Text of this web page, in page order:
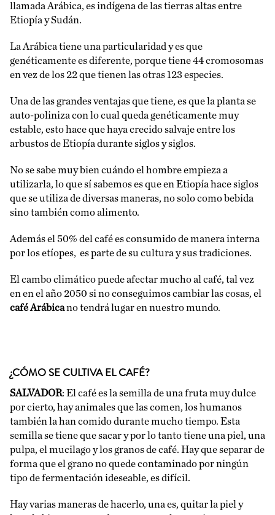
llamada Arábica, es indígena de las tierras altas entre
Etiopía y Sudán.
La Arábica tiene una particularidad y es que
genéticamente es diferente, porque tiene 44 cromosomas
en vez de los 22 que tienen las otras 123 especies.
Una de las grandes ventajas que tiene, es que la planta se
auto-poliniza con lo cual queda genéticamente muy
estable, esto hace que haya crecido salvaje entre los
arbustos de Etiopía durante siglos y siglos.
No se sabe muy bien cuándo el hombre empieza a
utilizarla, lo que sí sabemos es que en Etiopía hace siglos
que se utiliza de diversas maneras, no solo como bebida
sino también como alimento.
Además el 50% del café es consumido de manera interna
por los etíopes, es parte de su cultura y sus tradiciones.
El cambo climático puede afectar mucho al café, tal vez
en en el año 2050 si no conseguimos cambiar las cosas, el
café Arábicano tendrá lugar en nuestro mundo.
¿CÓMO SE CULTIVA EL CAFÉ?
SALVADOR: El café es la semilla de una fruta muy dulce
por cierto, hay animales que las comen, los humanos
también la han comido durante mucho tiempo. Esta
semilla se tiene que sacar y por lo tanto tiene una piel, una
pulpa, el mucilago y los granos de café. Hay que separar de
forma que el grano no quede contaminado por ningún
tipo de fermentación ideseable, es difícil.
Hay varias maneras de hacerlo, una es, quitar la piel y